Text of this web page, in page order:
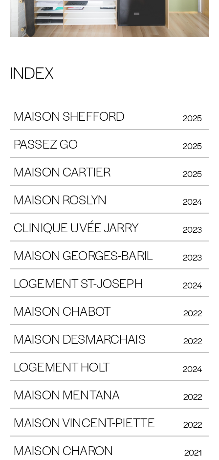
INDEX
MAISON SHEFFORD 2025
PASSEZ GO 2025
MAISON CARTIER 2025
MAISON ROSLYN 2024
CLINIQUE UVÉE JARRY 2023
MAISON GEORGES-BARIL 2023
LOGEMENT ST-JOSEPH 2024
MAISON CHABOT 2022
MAISON DESMARCHAIS 2022
LOGEMENT HOLT 2024
MAISON MENTANA 2022
MAISON VINCENT-PIETTE 2022
MAISON CHARON 2021